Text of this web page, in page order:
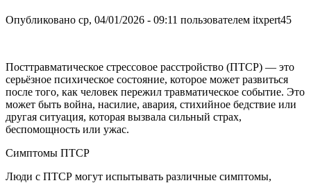
Опубликовано ср, 04/01/2026 - 09:11 пользователем itxpert45
Посттравматическое стрессовое расстройство (ПТСР) — это
серьёзное психическое состояние, которое может развиться
после того, как человек пережил травматическое событие. Это
может быть война, насилие, авария, стихийное бедствие или
другая ситуация, которая вызвала сильный страх,
беспомощность или ужас.
Симптомы ПТСР
Люди с ПТСР могут испытывать различные симптомы,